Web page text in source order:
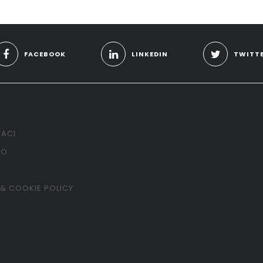
FACEBOOK LINKEDIN
COOKIE POLICY